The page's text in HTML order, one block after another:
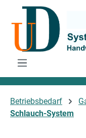
Zum Hauptinhalt
Betriebsbedarf
Schlauch-System